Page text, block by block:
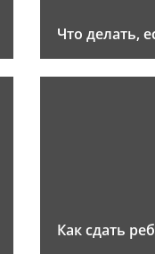
Что делать,
Как сдать